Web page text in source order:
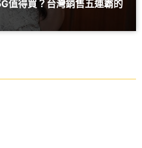
值得買？台灣銷售五連霸的